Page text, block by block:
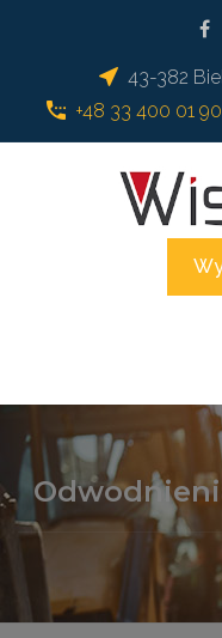
43-382
+48 33 400 01 90